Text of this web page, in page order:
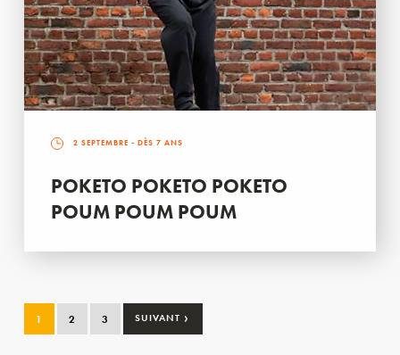
2 SEPTEMBRE - DÈS 7 ANS
POKETO POKETO POKETO
POUM POUM POUM
1 2 3 SUIVANT ›